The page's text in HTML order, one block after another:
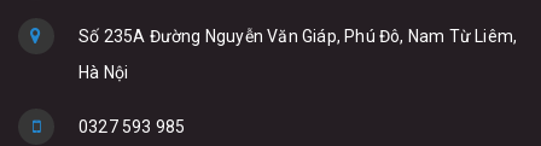
Số 235A Đường Nguyễn Văn Giáp, Phú Đô, Nam Từ Liêm,
Hà Nội
0327 593 985